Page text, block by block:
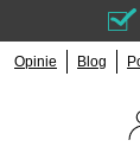
Opinie Blog